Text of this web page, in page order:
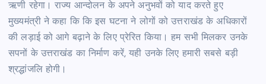
ऋणी रहेगा। राज्य आन्दोलन के अपने अनुभवों को याद करते हुए
मुख्यमंत्री ने कहा कि कि इस घटना ने लोगों को उत्तराखंड के अधिकारों
की लड़ाई को आगे बढ़ाने के लिए प्रेरित किया। हम सभी मिलकर उनके
सपनों के उत्तराखंड का निर्माण करें, यही उनके लिए हमारी सबसे बड़ी
श्रद्धांजलि होगी।